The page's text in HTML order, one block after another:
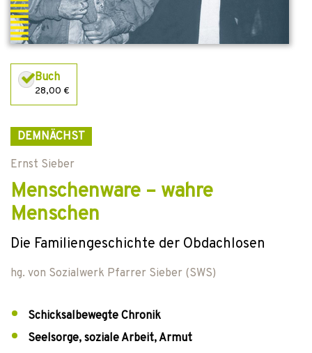
Buch
28,00 €
DEMNÄCHST
Ernst Sieber
Menschenware – wahre
Menschen
Die Familiengeschichte der Obdachlosen
hg. von Sozialwerk Pfarrer Sieber (SWS)
Schicksalbewegte Chronik
Seelsorge, soziale Arbeit, Armut